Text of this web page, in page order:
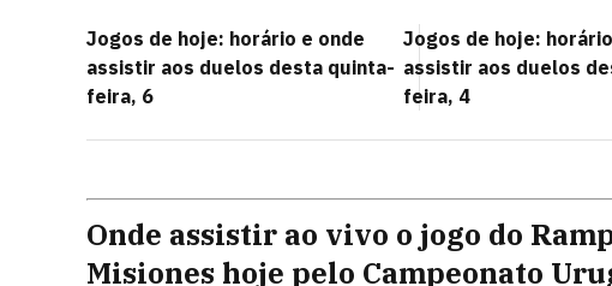
Jogos de hoje: horário e onde
assistir aos duelos desta quinta-
feira, 6
Jogos de hoje:
assistir aos duelos
feira, 4
Onde assistir ao vivo o jogo do
Misiones hoje pelo Campeonato